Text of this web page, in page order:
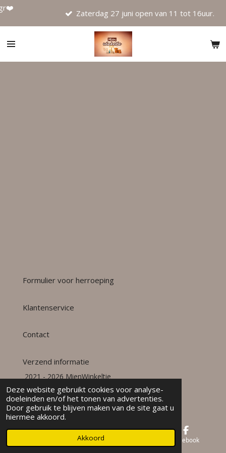
Deze website gebruikt cookies voor analyse-
doeleinden en/of het tonen van advertenties.
Door gebruik te blijven maken van de site gaat u
hiermee akkoord.
Akkoord
Ga
de
Zaterdag 27 juni open van 11 tot 16uur.
Formulier voor herroeping
Klantenservice
Contact
Verzend informatie
2021 - 2026 MienWinkeltie
Powered byJouwWeb
Facebook